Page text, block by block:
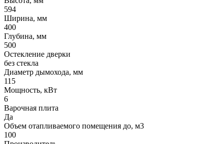
594
Ширина, мм
400
Глубина, мм
500
Остекление дверки
без стекла
Диаметр дымохода, мм
115
Мощность, кВт
6
Варочная плита
Да
Объем отапливаемого помещения до, м3
100